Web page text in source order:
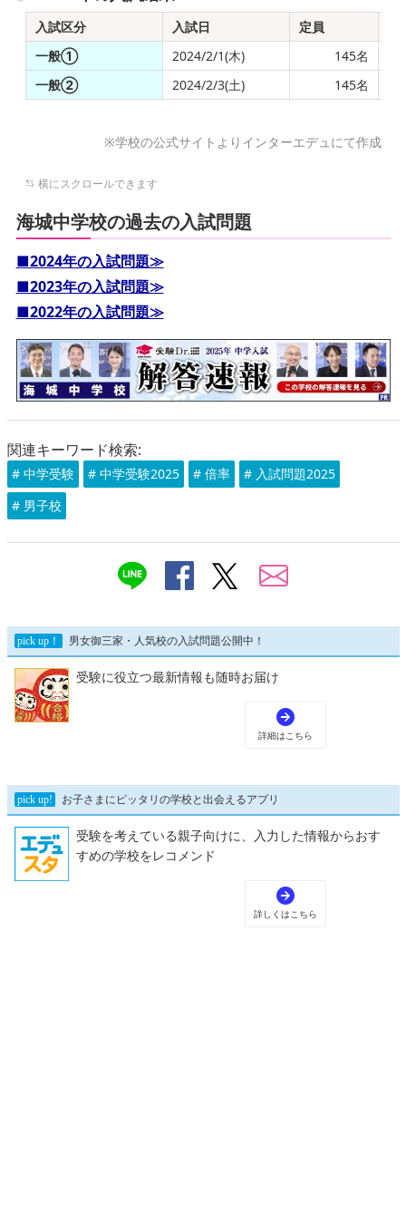
入試区分 入試日 定員
一般①
2024/2/1(木)
145名
一般②
2024/2/3(土) 145名
※学校の公式サイトよりインターエデュにて作成
海城中学校の過去の入試問題
■2024年の入試問題≫
■2023年の入試問題≫
■2022年の入試問題≫
関連キーワード検索:
# 中学受験 # 中学受験2025 # 倍率
# 入試問題2025
# 男子校